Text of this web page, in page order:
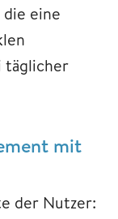
die eine
täglicher
mit
der Nutzer: